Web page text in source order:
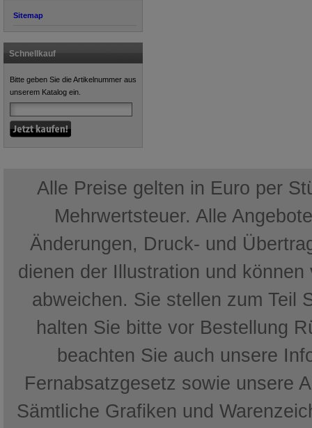
Sitemap
Schnellkauf
Bitte geben Sie die Artikelnummer aus
unserem Katalog ein.
Alle Preise gelten in Euro per
Mehrwertsteuer. Alle
Änderungen, Druck- und
dienen der Illustration und
abweichen. Sie stellen zum Teil
halten Sie bitte vor Bestellung
beachten Sie auch unsere
Fernabsatzgesetz sowie unsere
Sämtliche Grafiken und